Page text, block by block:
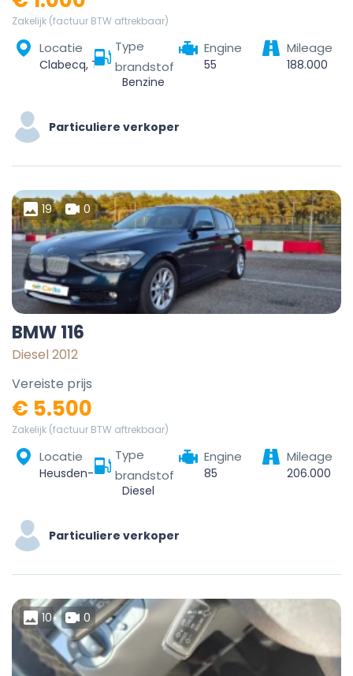
Zakelijk (factuur BTW aftrekbaar)
Locatie
Clabecq, Tubize, Nivelles, Brabant wallon, Wallonie, Belgique
Type
brandstof
Benzine
Engine
55
Mileage
188.000
Particuliere verkoper
19 0
BMW 116
Diesel 2012
Vereiste prijs
€ 5.500
Zakelijk (factuur BTW aftrekbaar)
Locatie
Heusden-Zolder, Hasselt, Limburg, Vlaanderen, 3550, België
Type
brandstof
Diesel
Engine
85
Mileage
206.000
Particuliere verkoper
10 0